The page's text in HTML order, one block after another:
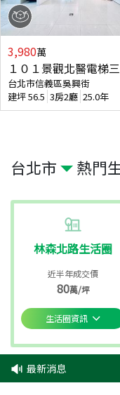
台北市 熱門
林森北路生活圈
近半年成交價
80萬/坪
生活圈資訊
3,980萬
１０１景觀北醫電梯
台北市信義區吳興街
建坪56.5 3房2廳 25.0年
最新消息